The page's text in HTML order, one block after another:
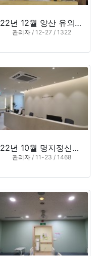
22년 12월 양산 유외과의원 (경남 양산시 중부동)
관리자/ 12-27 / 1322
22년 10월 명지정신건강의학과 (부산 강서구 명지동)
관리자/ 11-23 / 1468